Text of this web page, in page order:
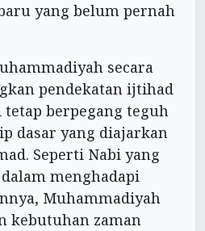
yang belum pernah
secara
pendekatan ijtihad
berpegang teguh
dasar yang diajarkan
Seperti Nabi yang
menghadapi
Muhammadiyah
kebutuhan zaman